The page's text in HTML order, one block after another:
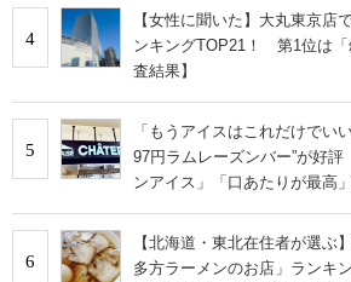
4
【女性に聞いた】大丸東京店
ンキングTOP21！ 第1位は「
査結果】
5
「もうアイスはこれだけで
97円ラムレーズンバー”が好
ンアイス」「口あたりが最高
6
【北海道・東北在住者が選ぶ
多方ラーメンのお店」ランキ